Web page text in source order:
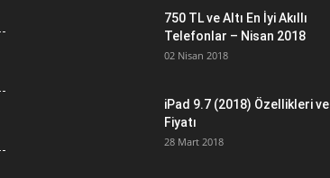
750 TL ve Altı En İyi Akıllı
Telefonlar – Nisan 2018
02 Nisan 2018
iPad 9.7 (2018) Özellikleri ve
Fiyatı
28 Mart 2018